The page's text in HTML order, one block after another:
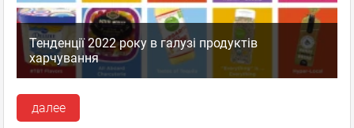
Тенденції 2022 року в галузі продуктів
харчування
далее